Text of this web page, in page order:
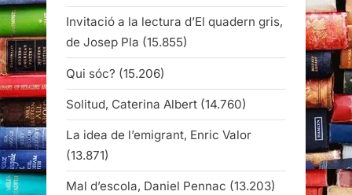
Invitació a la lectura d’El quadern gris,
de Josep Pla (15.855)
Qui sóc? (15.206)
Solitud, Caterina Albert (14.760)
La idea de l’emigrant, Enric Valor
(13.871)
Mal d’escola, Daniel Pennac (13.203)